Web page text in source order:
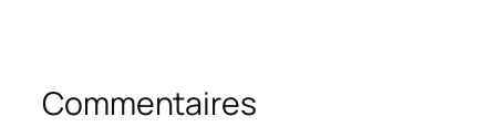
Commentaires